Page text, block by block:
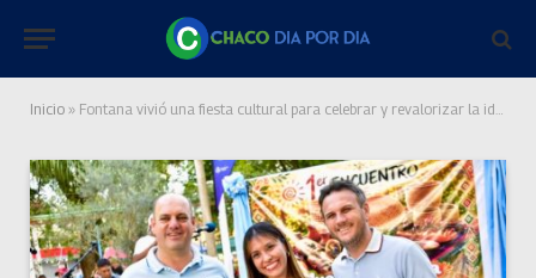
Inicio » Fontana vivió una fiesta cultural para celebrar y revalorizar la identidad qom